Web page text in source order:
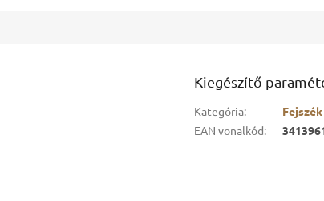
Kiegészítő
Kategória:
Fejszék
EAN vonalkód: